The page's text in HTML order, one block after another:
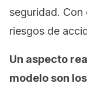
seguridad. Con
riesgos de
Un aspecto
modelo son